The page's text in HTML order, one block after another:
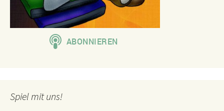
Spiel mit uns!